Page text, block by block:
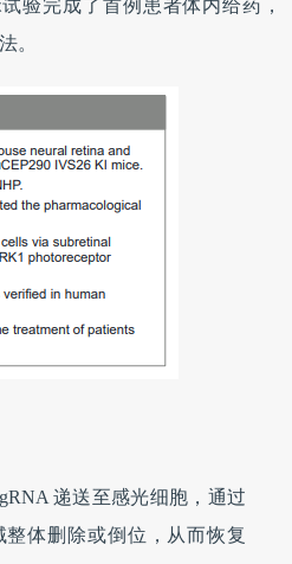
验完成了首例患者体内给药，
。
递送至感光细胞，通过
体删除或倒位，从而恢复